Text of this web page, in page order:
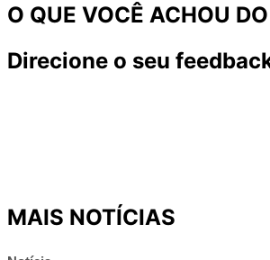
O QUE VOCÊ ACHOU
Direcione o seu
MAIS NOTÍCIAS